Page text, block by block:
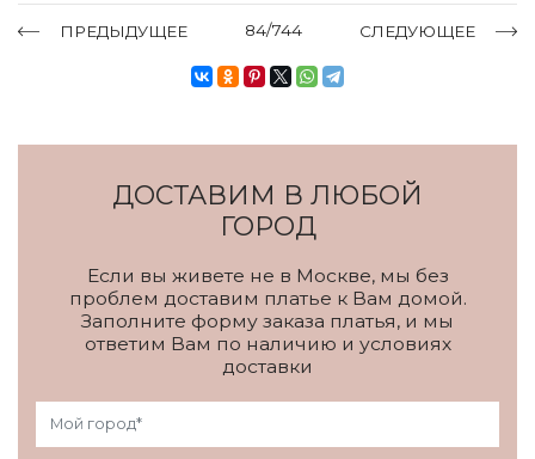
ПРЕДЫДУЩЕЕ 84/744 СЛЕДУЮЩЕЕ
ДОСТАВИМ В ЛЮБОЙ
ГОРОД
Если вы живете не в Москве, мы без
проблем доставим платье к Вам домой.
Заполните форму заказа платья, и мы
ответим Вам по наличию и условиях
доставки